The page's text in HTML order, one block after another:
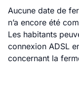
Aucune date de
n’a encore été
Les habitants
connexion ADSL
concernant la